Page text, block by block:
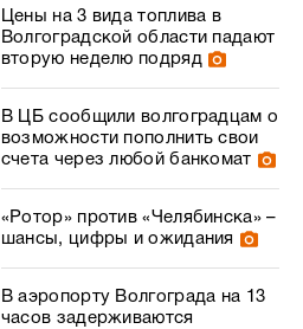
Цены на 3 вида топлива в
Волгоградской области падают
вторую неделю подряд
В ЦБ сообщили волгоградцам о
возможности пополнить свои
счета через любой банкомат
«Ротор» против «Челябинска» –
шансы, цифры и ожидания
В аэропорту Волгограда на 13
часов задерживаются